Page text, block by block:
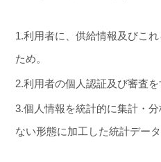
1.利用者に、供給情報及びこ
ため。
2.利用者の個人認証及び審査を
3.個人情報を統計的に集計・
ない形態に加工した統計デー